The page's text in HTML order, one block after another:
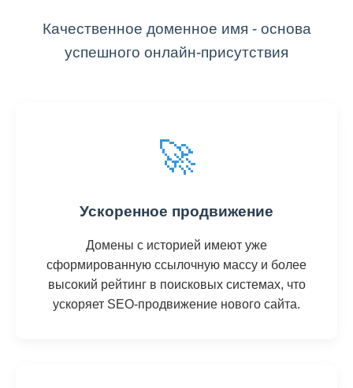
Качественное доменное имя - основа
успешного онлайн-присутствия
🚀
Ускоренное продвижение
Домены с историей имеют уже
сформированную ссылочную массу и более
высокий рейтинг в поисковых системах, что
ускоряет SEO-продвижение нового сайта.